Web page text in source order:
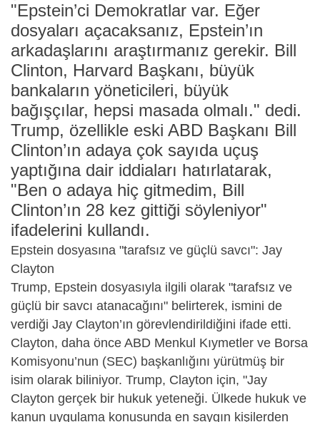
"Epstein’ci Demokratlar var. Eğer
dosyaları açacaksanız, Epstein’ın
arkadaşlarını araştırmanız gerekir. Bill
Clinton, Harvard Başkanı, büyük
bankaların yöneticileri, büyük
bağışçılar, hepsi masada olmalı." dedi.
Trump, özellikle eski ABD Başkanı Bill
Clinton’ın adaya çok sayıda uçuş
yaptığına dair iddiaları hatırlatarak,
"Ben o adaya hiç gitmedim, Bill
Clinton’ın 28 kez gittiği söyleniyor"
ifadelerini kullandı.
Epstein dosyasına "tarafsız ve güçlü savcı": Jay
Clayton
Trump, Epstein dosyasıyla ilgili olarak "tarafsız ve
güçlü bir savcı atanacağını" belirterek, ismini de
verdiği Jay Clayton’ın görevlendirildiğini ifade etti.
Clayton, daha önce ABD Menkul Kıymetler ve Borsa
Komisyonu’nun (SEC) başkanlığını yürütmüş bir
isim olarak biliniyor. Trump, Clayton için, "Jay
Clayton gerçek bir hukuk yeteneği. Ülkede hukuk ve
kanun uygulama konusunda en saygın kişilerden